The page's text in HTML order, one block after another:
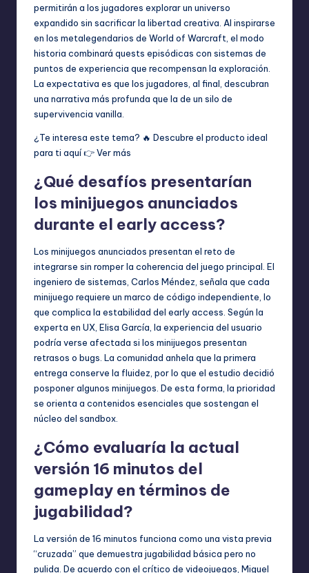
permitirán a los jugadores explorar un universo
expandido sin sacrificar la libertad creativa. Al inspirarse
en los metalegendarios de World of Warcraft, el modo
historia combinará quests episódicas con sistemas de
puntos de experiencia que recompensan la exploración.
La expectativa es que los jugadores, al final, descubran
una narrativa más profunda que la de un silo de
supervivencia vanilla.
¿Te interesa este tema? 🔥 Descubre el producto ideal
para ti aquí 👉Ver más
¿Qué desafíos presentarían
los minijuegos anunciados
durante el early access?
Los minijuegos anunciados presentan el reto de
integrarse sin romper la coherencia del juego principal. El
ingeniero de sistemas, Carlos Méndez, señala que cada
minijuego requiere un marco de código independiente, lo
que complica la estabilidad del early access. Según la
experta en UX, Elisa García, la experiencia del usuario
podría verse afectada si los minijuegos presentan
retrasos o bugs. La comunidad anhela que la primera
entrega conserve la fluidez, por lo que el estudio decidió
posponer algunos minijuegos. De esta forma, la prioridad
se orienta a contenidos esenciales que sostengan el
núcleo del sandbox.
¿Cómo evaluaría la actual
versión 16 minutos del
gameplay en términos de
jugabilidad?
La versión de 16 minutos funciona como una vista previa
“cruzada” que demuestra jugabilidad básica pero no
pulida. De acuerdo con el crítico de videojuegos, Miguel